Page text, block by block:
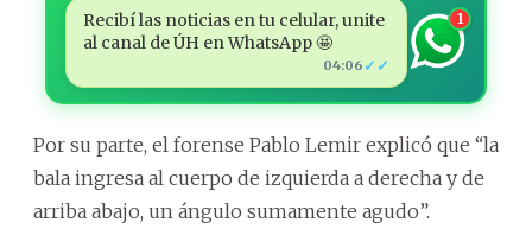
Recibí las noticias en tu celular, unite
al canal de ÚH en WhatsApp 🤩
04:06 ✓✓
1
Por su parte, el forense Pablo Lemir explicó que “la
bala ingresa al cuerpo de izquierda a derecha y de
arriba abajo, un ángulo sumamente agudo”.